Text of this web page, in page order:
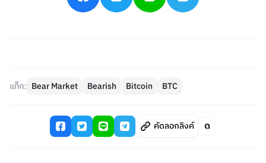
แท็ก: Bear Market Bearish Bitcoin BTC
คัดลอกลิงค์